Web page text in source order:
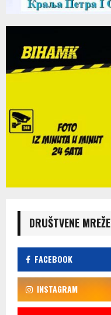
DRUŠTVENE MREŽE
FACEBOOK
INSTAGRAM